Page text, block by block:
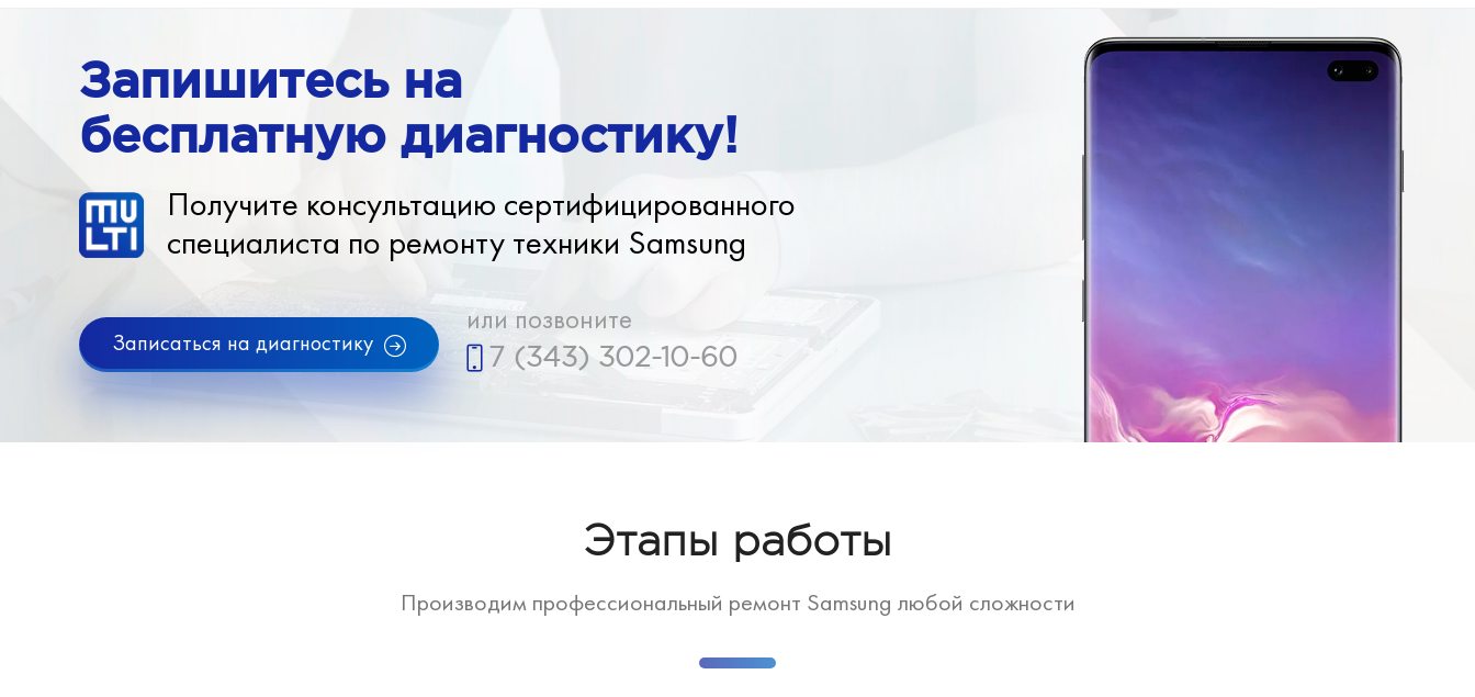
Запишитесь на
бесплатную диагностику!
Получите консультацию сертифицированного
специалиста по ремонту техники Samsung
Записаться на диагностику
или позвоните
7 (343) 302-10-60
Этапы работы
Производим профессиональный ремонт Samsung любой сложности